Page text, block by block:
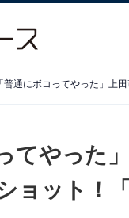
てやった
ョット！